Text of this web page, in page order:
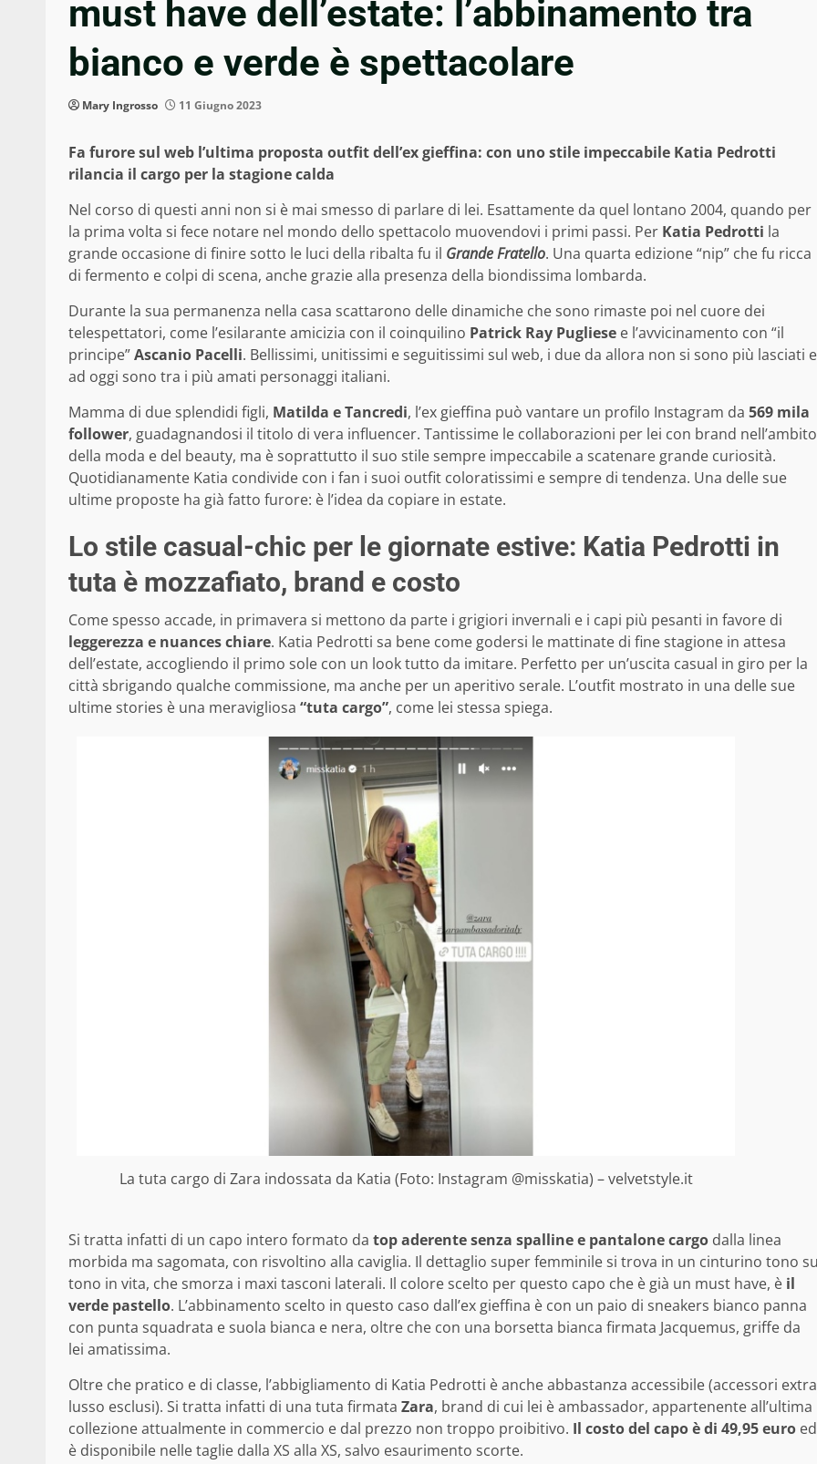
must have dell’estate: l’abbinamento tra
bianco e verde è spettacolare
Mary Ingrosso 11 Giugno 2023
Fa furore sul web l’ultima proposta outfit dell’ex gieffina: con uno stile impeccabile Katia Pedrotti
rilancia il cargo per la stagione calda
Nel corso di questi anni non si è mai smesso di parlare di lei. Esattamente da quel lontano 2004, quando per
la prima volta si fece notare nel mondo dello spettacolo muovendovi i primi passi. Per Katia Pedrotti la
grande occasione di finire sotto le luci della ribalta fu il Grande Fratello. Una quarta edizione “nip” che fu ricca
di fermento e colpi di scena, anche grazie alla presenza della biondissima lombarda.
Durante la sua permanenza nella casa scattarono delle dinamiche che sono rimaste poi nel cuore dei
telespettatori, come l’esilarante amicizia con il coinquilino Patrick Ray Pugliese e l’avvicinamento con “il
principe”Ascanio Pacelli. Bellissimi, unitissimi e seguitissimi sul web, i due da allora non si sono più lasciati e
ad oggi sono tra i più amati personaggi italiani.
Mamma di due splendidi figli, Matilda e Tancredi, l’ex gieffina può vantare un profilo Instagram da 569 mila
follower, guadagnandosi il titolo di vera influencer. Tantissime le collaborazioni per lei con brand nell’ambito
della moda e del beauty, ma è soprattutto il suo stile sempre impeccabile a scatenare grande curiosità.
Quotidianamente Katia condivide con i fan i suoi outfit coloratissimi e sempre di tendenza. Una delle sue
ultime proposte ha già fatto furore: è l’idea da copiare in estate.
Lo stile casual-chic per le giornate estive: Katia Pedrotti in
tuta è mozzafiato, brand e costo
Come spesso accade, in primavera si mettono da parte i grigiori invernali e i capi più pesanti in favore di
leggerezza e nuances chiare. Katia Pedrotti sa bene come godersi le mattinate di fine stagione in attesa
dell’estate, accogliendo il primo sole con un look tutto da imitare. Perfetto per un’uscita casual in giro per la
città sbrigando qualche commissione, ma anche per un aperitivo serale. L’outfit mostrato in una delle sue
ultime stories è una meravigliosa “tuta cargo”, come lei stessa spiega.
La tuta cargo di Zara indossata da Katia (Foto: Instagram @misskatia) – velvetstyle.it
Si tratta infatti di un capo intero formato da top aderente senza spalline e pantalone cargo dalla linea
morbida ma sagomata, con risvoltino alla caviglia. Il dettaglio super femminile si trova in un cinturino tono
tono in vita, che smorza i maxi tasconi laterali. Il colore scelto per questo capo che è già un must have, è il
verde pastello. L’abbinamento scelto in questo caso dall’ex gieffina è con un paio di sneakers bianco panna
con punta squadrata e suola bianca e nera, oltre che con una borsetta bianca firmata Jacquemus, griffe da
lei amatissima.
Oltre che pratico e di classe, l’abbigliamento di Katia Pedrotti è anche abbastanza accessibile (accessori extra
lusso esclusi). Si tratta infatti di una tuta firmata Zara, brand di cui lei è ambassador, appartenente all’ultima
collezione attualmente in commercio e dal prezzo non troppo proibitivo. Il costo del capo è di 49,95 euro ed
è disponibile nelle taglie dalla XS alla XS, salvo esaurimento scorte.